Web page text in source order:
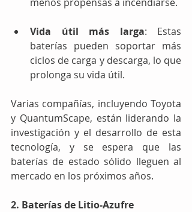
Vida útil más larga: Estas
baterías pueden soportar más
ciclos de carga y descarga, lo que
prolonga su vida útil.
Varias compañías, incluyendo Toyota
y QuantumScape, están liderando la
investigación y el desarrollo de esta
tecnología, y se espera que las
baterías de estado sólido lleguen al
mercado en los próximos años.
2. Baterías de Litio-Azufre